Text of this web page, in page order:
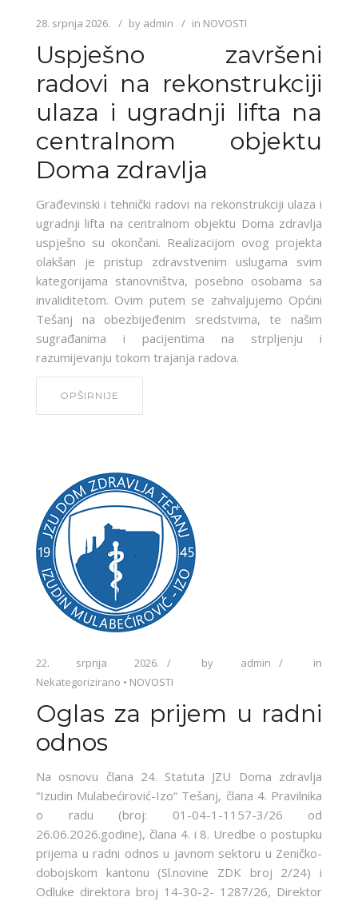
28. srpnja 2026. by admin in NOVOSTI
Uspješno završeni
radovi na rekonstrukciji
ulaza i ugradnji lifta na
centralnom objektu
Doma zdravlja
Građevinski i tehnički radovi na rekonstrukciji ulaza i
ugradnji lifta na centralnom objektu Doma zdravlja
uspješno su okončani. Realizacijom ovog projekta
olakšan je pristup zdravstvenim uslugama svim
kategorijama stanovništva, posebno osobama sa
invaliditetom. Ovim putem se zahvaljujemo Općini
Tešanj na obezbijeđenim sredstvima, te našim
sugrađanima i pacijentima na strpljenju i
razumijevanju tokom trajanja radova.
OPŠIRNIJE
22. srpnja 2026. by admin
in
Nekategorizirano • NOVOSTI
Oglas za prijem u radni
odnos
Na osnovu člana 24. Statuta JZU Doma zdravlja
“Izudin Mulabećirović-Izo“ Tešanj, člana 4. Pravilnika
o radu (broj: 01-04-1-1157-3/26 od
26.06.2026.godine), člana 4. i 8. Uredbe o postupku
prijema u radni odnos u javnom sektoru u Zeničko-
dobojskom kantonu (Sl.novine ZDK broj 2/24) i
Odluke direktora broj 14-30-2- 1287/26, Direktor